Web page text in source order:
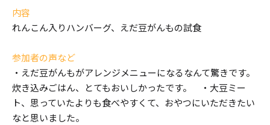
内容
れんこん入りハンバーグ、えだ豆がんもの試食
参加者の声など
・えだ豆がんもがアレンジメニューになるなんて驚きです。
炊き込みごはん、とてもおいしかったです。 ・大豆ミー
ト、思っていたよりも食べやすくて、おやつにいただきたい
なと思いました。